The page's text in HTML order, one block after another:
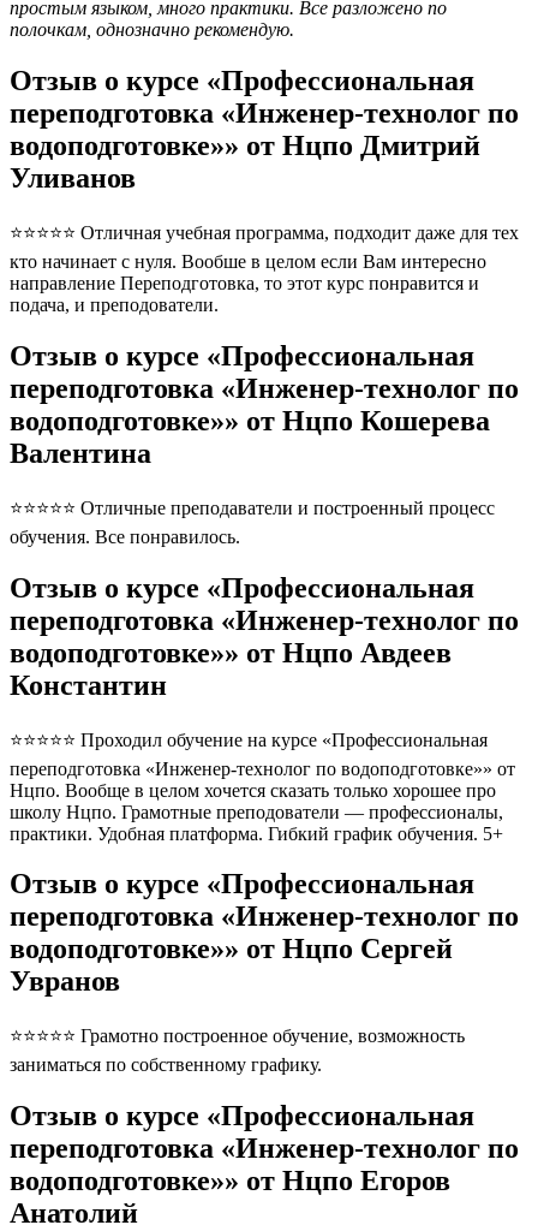
простым языком, много практики. Все разложено по
полочкам, однозначно рекомендую.
Отзыв о курсе «Профессиональная
переподготовка «Инженер-технолог по
водоподготовке»» от Нцпо Дмитрий
Уливанов
⭐⭐⭐⭐⭐ Отличная учебная программа, подходит даже для тех
кто начинает с нуля. Вообше в целом если Вам интересно
направление Переподготовка, то этот курс понравится и
подача, и преподователи.
Отзыв о курсе «Профессиональная
переподготовка «Инженер-технолог по
водоподготовке»» от Нцпо Кошерева
Валентина
⭐⭐⭐⭐⭐ Отличные преподаватели и построенный процесс
обучения. Все понравилось.
Отзыв о курсе «Профессиональная
переподготовка «Инженер-технолог по
водоподготовке»» от Нцпо Авдеев
Константин
⭐⭐⭐⭐⭐ Проходил обучение на курсе «Профессиональная
переподготовка «Инженер-технолог по водоподготовке»» от
Нцпо. Вообще в целом хочется сказать только хорошее про
школу Нцпо. Грамотные преподователи — профессионалы,
практики. Удобная платформа. Гибкий график обучения. 5+
Отзыв о курсе «Профессиональная
переподготовка «Инженер-технолог по
водоподготовке»» от Нцпо Сергей
Увранов
⭐⭐⭐⭐⭐ Грамотно построенное обучение, возможность
заниматься по собственному графику.
Отзыв о курсе «Профессиональная
переподготовка «Инженер-технолог по
водоподготовке»» от Нцпо Егоров
Анатолий